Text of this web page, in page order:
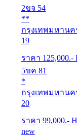
2ขจ 54
**
กรุงเทพมหานค
19
ราคา 125,000.-
5ขค 81
*
กรุงเทพมหานค
20
ราคา 99,000.-
new